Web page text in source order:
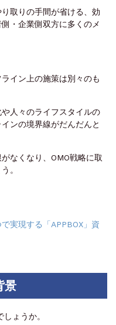
取りの手間が省ける、効
・企業側双方に多くのメ
イン上の施策は別々のも
人々のライフスタイルの
ンの境界線がだんだんと
なくなり、OMO戦略に取
。
実現する「APPBOX」資
景
ょうか。